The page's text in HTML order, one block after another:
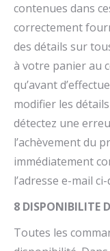
contenues dans
correctement
des détails sur
à votre panier au
qu’avant
modifier les
détectez une
l’achèvement du
immédiatement
l’adresse e-mail
8 DISPONIBILITE
Toutes les